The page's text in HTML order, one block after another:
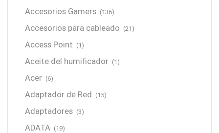
Accesorios Gamers (136)
Accesorios para cableado (21)
Access Point (1)
Aceite del humificador (1)
Acer (6)
Adaptador de Red (15)
Adaptadores (3)
ADATA (19)